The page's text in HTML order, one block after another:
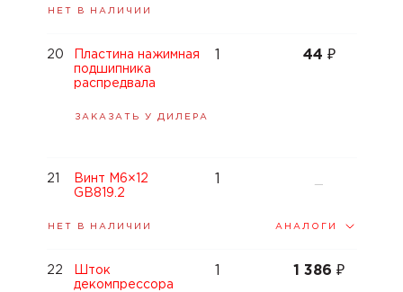
НЕТ В НАЛИЧИИ
Пластина нажимная
подшипника
распредвала
44 ₽
ЗАКАЗАТЬ У ДИЛЕРА
20
Винт M6×12
GB819.2
—
НЕТ В НАЛИЧИИ АНАЛОГИ
21
Шток
декомпрессора
1 386₽
22